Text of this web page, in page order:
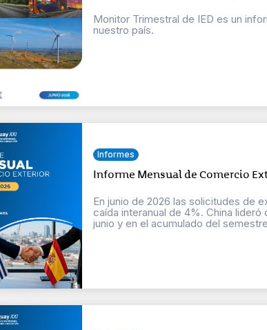
Monitor Trimestral de IED es un
nuestro país.
Informes
Informe Mensual de Comercio
En junio de 2026 las solicitudes de
caída interanual de 4%. China
junio y en el acumulado del